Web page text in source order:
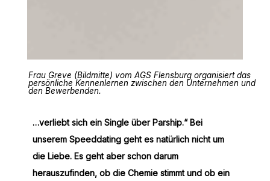
Frau Greve (Bildmitte) vom AGS Flensburg organisiert das
persönliche Kennenlernen zwischen den Unternehmen und
den Bewerbenden.
…verliebt sich ein Single über Parship.“ Bei
unserem Speeddating geht es natürlich nicht um
die Liebe. Es geht aber schon darum
herauszufinden, ob die Chemie stimmt und ob ein